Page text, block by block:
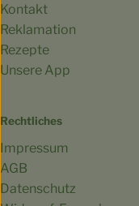
Kontakt
Reklamation
Rezepte
Unsere App
Rechtliches
Impressum
AGB
Datenschutz